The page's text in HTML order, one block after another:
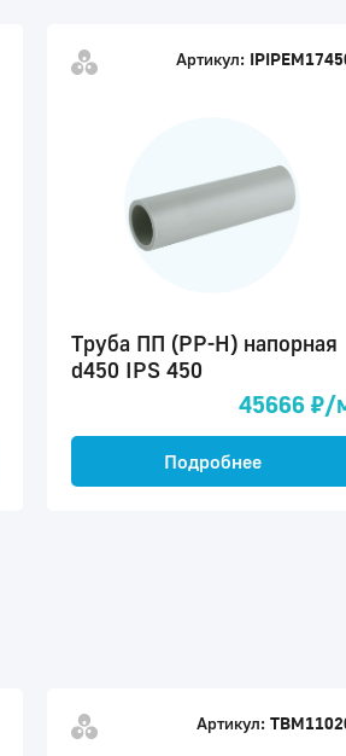
Артикул:
Труба ПП (PP-H) напорная
d450 IPS 450
45666 ₽/
Подробнее
Артикул: